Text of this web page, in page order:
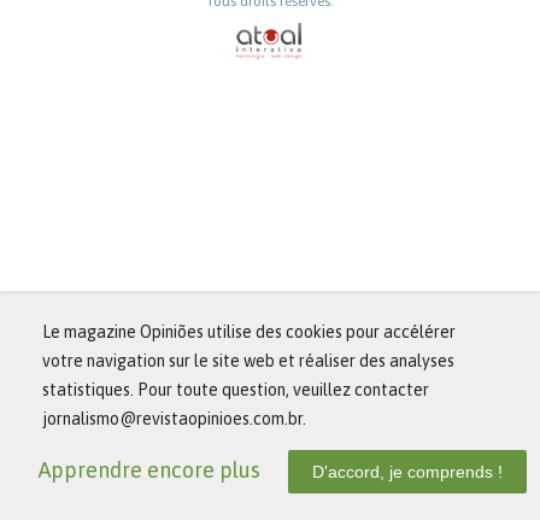
Le magazine Opiniões utilise des cookies pour accélérer
votre navigation sur le site web et réaliser des analyses
statistiques. Pour toute question, veuillez contacter
jornalismo@revistaopinioes.com.br.
Apprendre encore plus D'accord, je comprends !